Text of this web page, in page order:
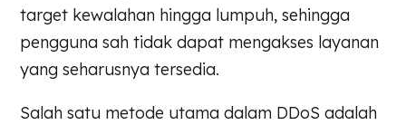
target kewalahan hingga lumpuh, sehingga
pengguna sah tidak dapat mengakses layanan
yang seharusnya tersedia.
Salah satu metode utama dalam DDoS adalah